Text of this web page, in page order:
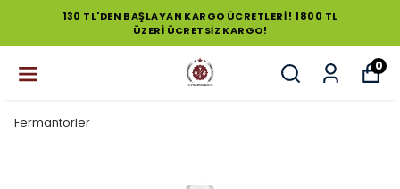
130 TL'DEN BAŞLAYAN KARGO ÜCRETLERİ ! 1800 TL
ÜZERİ ÜCRETSİZ KARGO!
0
Fermantörler